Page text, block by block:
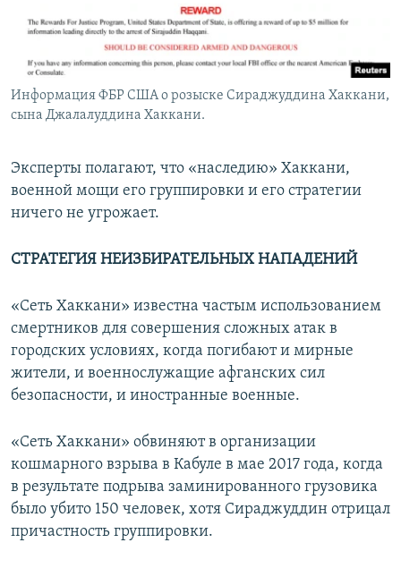
Информация ФБР США о розыске Сираджуддина Хаккани,
сына Джалалуддина Хаккани.
Эксперты полагают, что «наследию» Хаккани,
военной мощи его группировки и его стратегии
ничего не угрожает.
СТРАТЕГИЯ НЕИЗБИРАТЕЛЬНЫХ НАПАДЕНИЙ
«Сеть Хаккани» известна частым использованием
смертников для совершения сложных атак в
городских условиях, когда погибают и мирные
жители, и военнослужащие афганских сил
безопасности, и иностранные военные.
«Сеть Хаккани» обвиняют в организации
кошмарного взрыва в Кабуле в мае 2017 года, когда
в результате подрыва заминированного грузовика
было убито 150 человек, хотя Сираджуддин отрицал
причастность группировки.